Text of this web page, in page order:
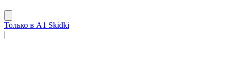
Только в A1 Skidki
|